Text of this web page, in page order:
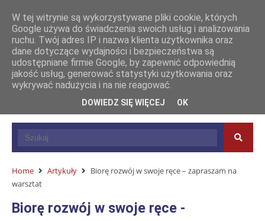
Home Artykuły
Biorę rozwój w swoje ręce – zapraszam na
warsztat
Biorę rozwój w swoje ręce -
W tej witrynie są wykorzystywane pliki cookie, których
Google używa do świadczenia swoich usług i analizowania
ruchu. Twój adres IP i nazwa klienta użytkownika oraz
dane dotyczące wydajności i bezpieczeństwa są
udostępniane firmie Google, by zapewnić odpowiednią
jakość usług, generować statystyki użytkowania oraz
wykrywać nadużycia i na nie reagować.
DOWIEDZ SIĘ WIĘCEJ OK